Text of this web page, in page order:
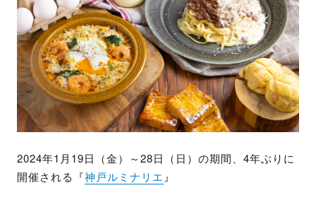
2024年1月19日（金）～28日（日）の期間、4年ぶりに
開催される『神戸ルミナリエ 』